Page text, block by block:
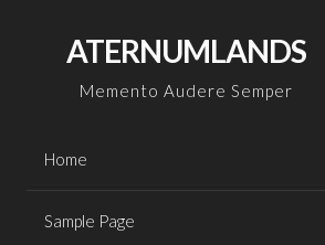
ATERNUMLANDS
Memento Audere Semper
Home
Sample Page